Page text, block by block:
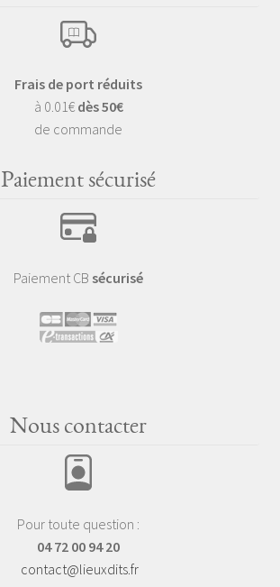
Frais de port réduits
à 0.01€ dès 50€
de commande
Paiement sécurisé
Paiement CB sécurisé
Nous contacter
Pour toute question :
04 72 00 94 20
contact@lieuxdits.fr